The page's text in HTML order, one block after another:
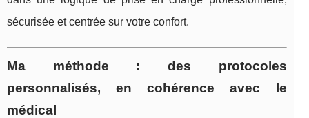
sécurisée et centrée sur votre confort.
Ma méthode : des protocoles
personnalisés, en cohérence avec le
médical